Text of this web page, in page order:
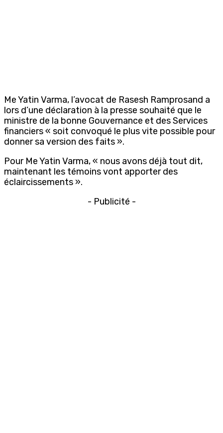
Me Yatin Varma, l’avocat de Rasesh Ramprosand a
lors d’une déclaration à la presse souhaité que le
ministre de la bonne Gouvernance et des Services
financiers « soit convoqué le plus vite possible pour
donner sa version des faits ».
Pour Me Yatin Varma, « nous avons déjà tout dit,
maintenant les témoins vont apporter des
éclaircissements ».
- Publicité -